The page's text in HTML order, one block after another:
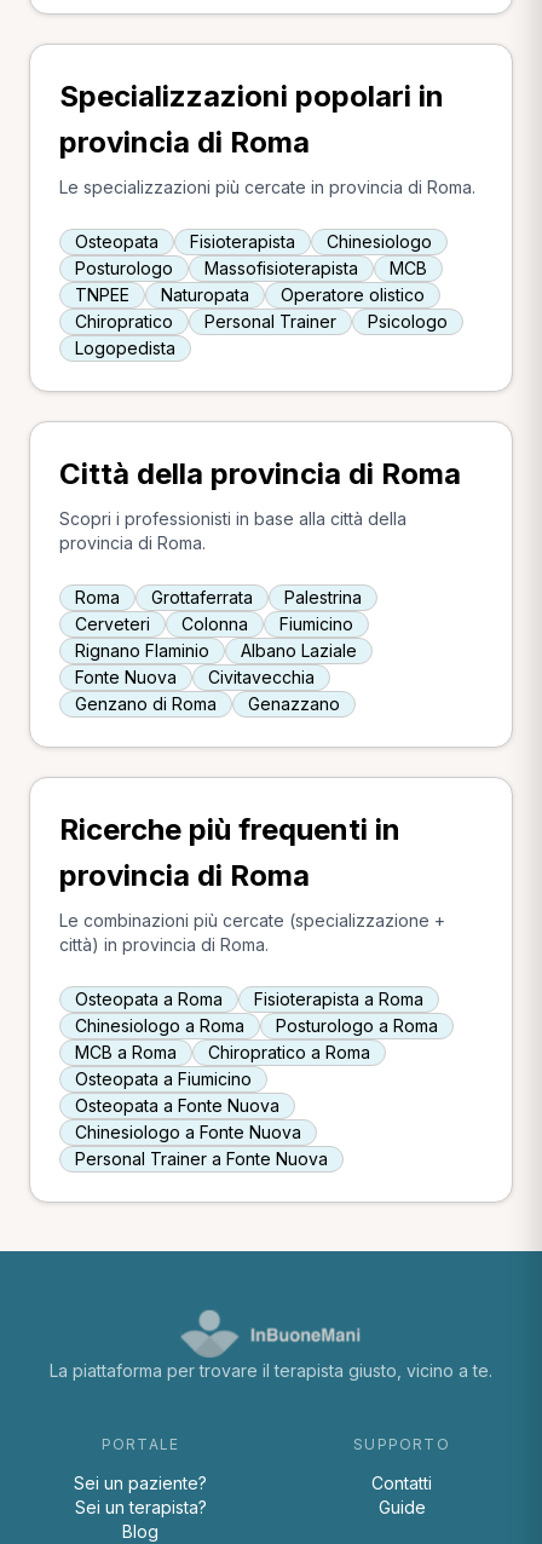
Specializzazioni popolari in
provincia di Roma
Le specializzazioni più cercate in provincia di Roma.
Osteopata Fisioterapista
Chinesiologo
Posturologo
Massofisioterapista
MCB
TNPEE
Naturopata
Operatore olistico
Chiropratico
Personal Trainer
Psicologo
Logopedista
Città della provincia di Roma
Scopri i professionisti in base alla città della
provincia di Roma.
Roma Grottaferrata
Palestrina
Cerveteri
Colonna
Fiumicino
Rignano Flaminio
Albano Laziale
Fonte Nuova
Civitavecchia
Genzano di Roma
Genazzano
Ricerche più frequenti in
provincia di Roma
Le combinazioni più cercate (specializzazione +
città) in provincia di Roma.
Osteopata a Roma
Fisioterapista a Roma
Chinesiologo a Roma
Posturologo a Roma
MCB a Roma
Chiropratico a Roma
Osteopata a Fiumicino
Osteopata a Fonte Nuova
Chinesiologo a Fonte Nuova
Personal Trainer a Fonte Nuova
La piattaforma per trovare il terapista giusto, vicino a te.
PORTALE
Sei un paziente?
Sei un terapista?
Blog
SUPPORTO
Contatti
Guide